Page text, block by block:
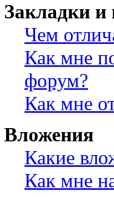
Закладки и
Чем
Как мне
форум?
Как мне
Вложения
Какие
Как мне